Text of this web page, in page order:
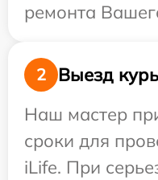
ремонта
2
Выезд
Наш мастер
сроки для
iLife. При